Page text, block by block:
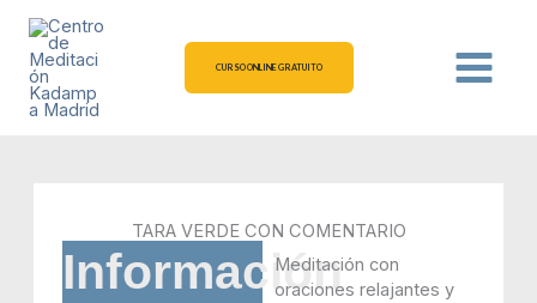
contenido
CURSO ONLINE GRATUITO
TARA VERDE CON COMENTARIO
Información
Meditación con
oraciones relajantes y